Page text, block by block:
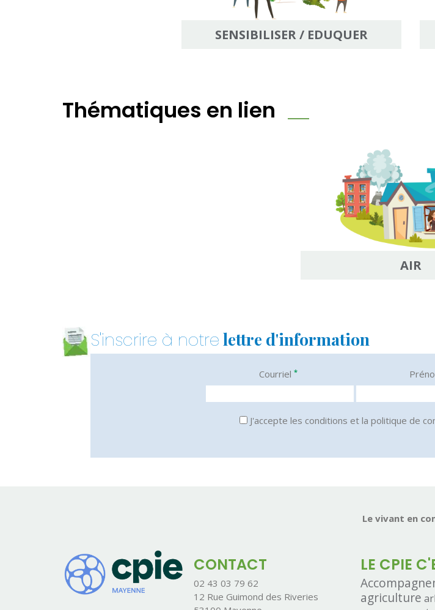
SENSIBILISER / EDUQUER
Thématiques en lien
AIR
S'inscrire à notrelettre d'information
Courriel *
J'accepte les conditions et la politique de
Le vivant en
CONTACT
02 43 03 79 62
12 Rue Guimond des Riveries
LE CPIE
agriculture